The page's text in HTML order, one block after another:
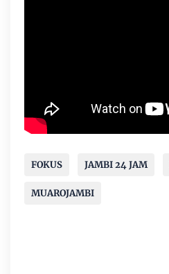
FOKUS JAMBI 24 JAM
MUAROJAMBI